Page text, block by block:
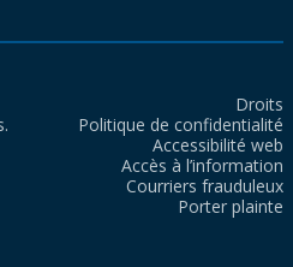
Droits
Politique de confidentialité
Accessibilité web
Accès à l’information
Courriers frauduleux
Porter plainte